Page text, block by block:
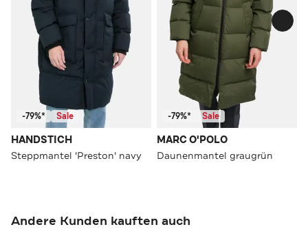
-79%* Sale
HANDSTICH
Steppmantel 'Preston' navy
-79%* Sale
MARC O'POLO
Daunenmantel graugrün
Andere Kunden kauften auch